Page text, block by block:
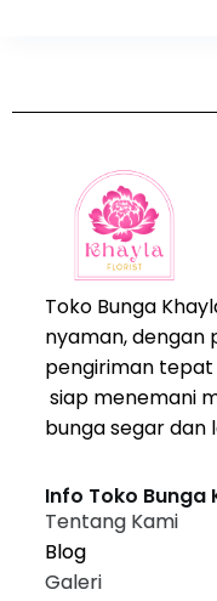
Toko Bunga
nyaman, dengan
pengiriman tepat
siap menemani
bunga segar dan
Info Toko Bunga
Tentang Kami
Blog
Galeri